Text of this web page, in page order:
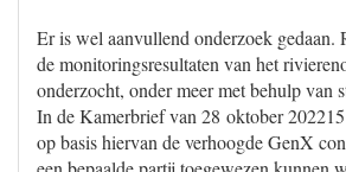
Er is wel aanvullend onderzoek gedaan.
de monitoringsresultaten van het
onderzocht, onder meer met behulp van
In de Kamerbrief van 28 oktober 202215
op basis hiervan de verhoogde GenX